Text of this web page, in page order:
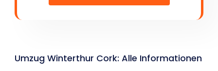
Umzug Winterthur Cork: Alle Informationen